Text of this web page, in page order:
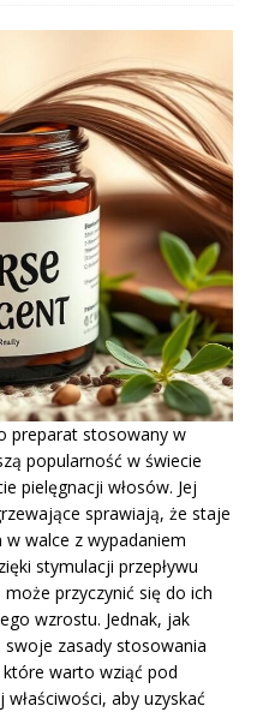
preparat stosowany w
popularność w świecie
pielęgnacji włosów. Jej
sprawiają, że staje
walce z wypadaniem
stymulacji przepływu
przyczynić się do ich
wzrostu. Jednak, jak
zasady stosowania
warto wziąć pod
aby uzyskać